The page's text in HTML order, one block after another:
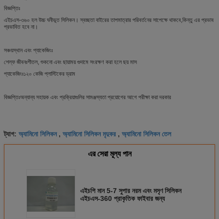
বিজ্ঞপ্তিঃ
এইচএস-৩৬০ হল উচ্চ ঘনীভূত সিলিকন। স্বচ্ছতা বাইরের তাপমাত্রার পরিবর্তনের সাপেক্ষে থাকবে,কিন্তু এর প্রভাব
প্রভাবিত হবে না।
সঞ্চয়স্থান এবং প্যাকেজিংঃ
শেল্ফ জীবনঃশীতল, শুকনো এবং ছায়াময় গুদামে সংরক্ষণ করা হলে ছয় মাস
প্যাকেজিংঃ১২০ কেজি প্লাস্টিকের ড্রাম
বিজ্ঞপ্তিঃঅন্যান্য সহায়ক এবং প্রক্রিয়াগুলির সামঞ্জস্যতা প্রয়োগের আগে পরীক্ষা করা দরকার
ট্যাগ: অ্যামিনো সিলিকন, অ্যামিনো সিলিকন মৃদুকর , অ্যামিনো সিলিকন তেল
এর সেরা মূল্য পান
এইচপি মান 5-7 সুপার নরম এবং মসৃণ সিলিকন
এইচএস-360 প্রাকৃতিক ফাইবার জন্য